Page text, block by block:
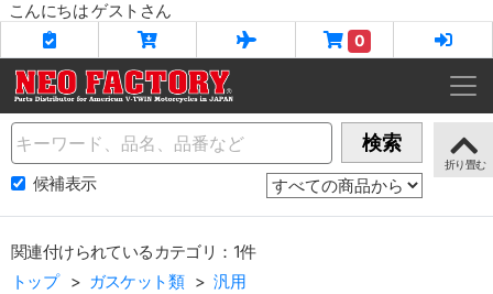
こんにちは ゲストさん
0
Name 検索
候補表示
関連付けられているカテゴリ：1件
トップ
ガスケット類 汎用